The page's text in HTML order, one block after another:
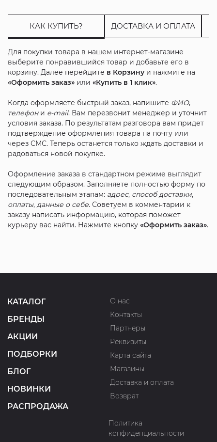
КАК КУПИТЬ? ДОСТАВКА И ОПЛАТА
Для покупки товара в нашем интернет-магазине
выберите понравившийся товар и добавьте его в
корзину. Далее перейдите в Корзинуи нажмите на
«Оформить заказ»или «Купить в 1 клик».
Когда оформляете быстрый заказ, напишите ФИО,
телефони e-mail. Вам перезвонит менеджер и уточнит
условия заказа. По результатам разговора вам придет
подтверждение оформления товара на почту или
через СМС. Теперь останется только ждать доставки и
радоваться новой покупке.
Оформление заказа в стандартном режиме выглядит
следующим образом. Заполняете полностью форму по
последовательным этапам: адрес, способ доставки,
оплаты, данные о себе. Советуем в комментарии к
заказу написать информацию, которая поможет
курьеру вас найти. Нажмите кнопку «Оформить заказ».
КАТАЛОГ
БРЕНДЫ
АКЦИИ
ПОДБОРКИ
БЛОГ
НОВИНКИ
РАСПРОДАЖА
О нас
Контакты
Партнеры
Реквизиты
Карта сайта
Магазины
Доставка и оплата
Возврат
Политика
конфиденциальности